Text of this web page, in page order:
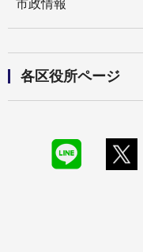
市政情報
各区役所ページ